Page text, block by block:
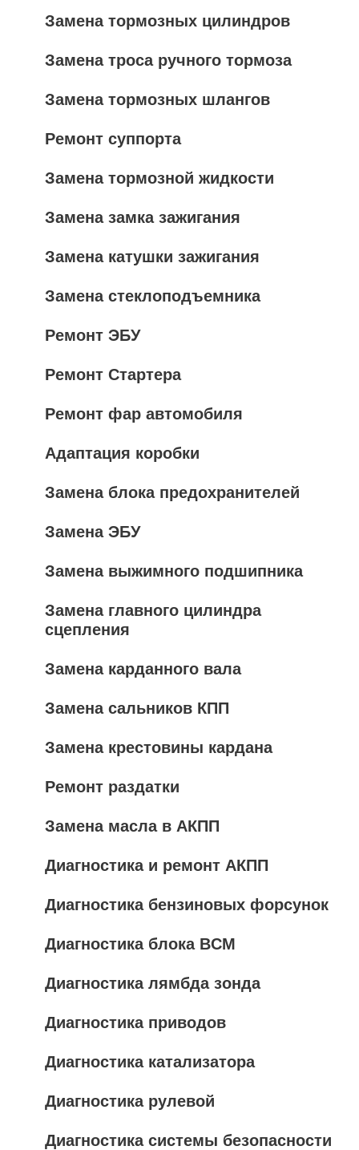
Замена тормозных цилиндров
Замена троса ручного тормоза
Замена тормозных шлангов
Ремонт суппорта
Замена тормозной жидкости
Замена замка зажигания
Замена катушки зажигания
Замена стеклоподъемника
Ремонт ЭБУ
Ремонт Стартера
Ремонт фар автомобиля
Адаптация коробки
Замена блока предохранителей
Замена ЭБУ
Замена выжимного подшипника
Замена главного цилиндра
сцепления
Замена карданного вала
Замена сальников КПП
Замена крестовины кардана
Ремонт раздатки
Замена масла в АКПП
Диагностика и ремонт АКПП
Диагностика бензиновых форсунок
Диагностика блока BCM
Диагностика лямбда зонда
Диагностика приводов
Диагностика катализатора
Диагностика рулевой
Диагностика системы безопасности